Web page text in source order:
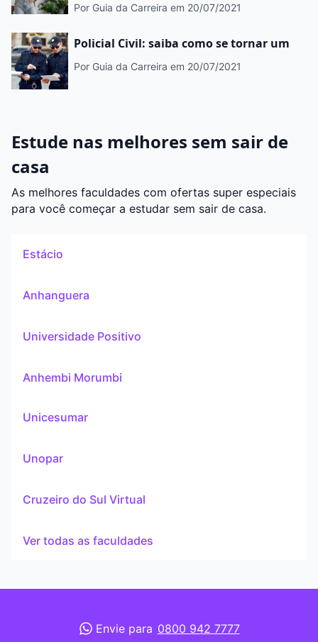
Por Guia da Carreira em 20/07/2021
Policial Civil: saiba como se tornar um
Por Guia da Carreira em 20/07/2021
Estude nas melhores sem sair de
casa
As melhores faculdades com ofertas super especiais
para você começar a estudar sem sair de casa.
Estácio
Anhanguera
Universidade Positivo
Anhembi Morumbi
Unicesumar
Unopar
Cruzeiro do Sul Virtual
Ver todas as faculdades
Envie para 0800 942 7777